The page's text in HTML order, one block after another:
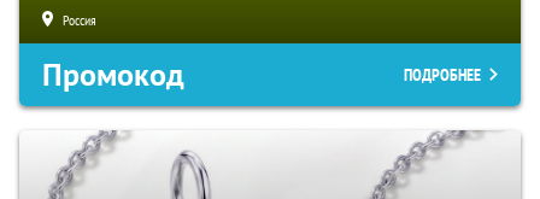
Россия
Промокод ПОДРОБНЕЕ